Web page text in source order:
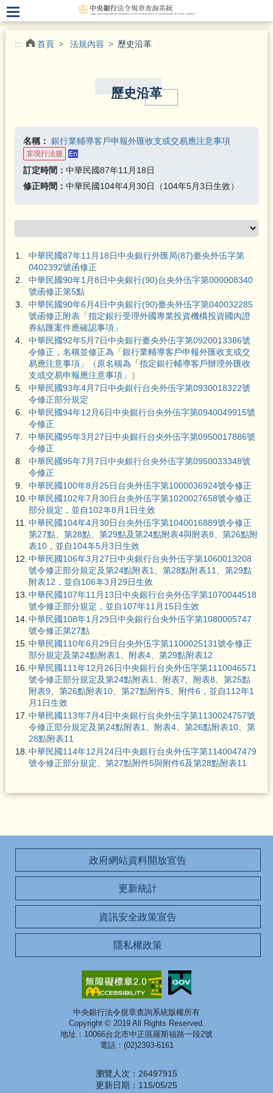
.
::: 首頁 法規內容 歷史沿革
歷史沿革
名稱： 銀行業輔導客戶申報外匯收支或交易應注意事項
非現行法規
訂定時間： 中華民國87年11月18日
修正時間： 中華民國104年4月30日（104年5月3日生效）
1.
中華民國87年11月18日中央銀行外匯局(87)臺央外伍字第
0402392號函修正
2.
中華民國90年1月8日中央銀行(90)台央外伍字第000008340
號函修正第5點
3.
中華民國90年6月4日中央銀行(90)臺央外伍字第040032285
號函修正附表「指定銀行受理外國專業投資機構投資國內證
券結匯案件應確認事項」
4.
中華民國92年5月7日中央銀行臺央外伍字第0920013386號
令修正，名稱並修正為「銀行業輔導客戶申報外匯收支或交
易應注意事項」（原名稱為「指定銀行輔導客戶辦理外匯收
支或交易申報應注意事項」）
5.
中華民國93年4月7日中央銀行台央外伍字第0930018322號
令修正部分規定
6.
中華民國94年12月6日中央銀行台央外伍字第0940049915號
令修正
7.
中華民國95年3月27日中央銀行台央外伍字第0950017886號
令修正
8.
中華民國95年7月7日中央銀行台央外伍字第0950033348號
令修正
9.
中華民國100年8月25日台央外伍字第1000036924號令修正
10. 中華民國102年7月30日台央外伍字第1020027658號令修正
部分規定，並自102年8月1日生效
11.
中華民國104年4月30日台央外伍字第1040016889號令修正
第27點、第28點、第29點及第24點附表4與附表8、第26點附
表10，並自104年5月3日生效
12. 中華民國106年3月27日中央銀行台央外伍字第1060013208
號令修正部分規定及第24點附表1、第28點附表11、第29點
附表12，並自106年3月29日生效
13. 中華民國107年11月13日中央銀行台央外伍字第1070044518
號令修正部分規定，並自107年11月15日生效
14. 中華民國108年1月29日中央銀行台央外伍字第1080005747
號令修正第27點
15. 中華民國110年6月29日台央外伍字第1100025131號令修正
部分規定及第24點附表1、附表4、第29點附表12
16. 中華民國111年12月26日中央銀行台央外伍字第1110046571
號令修正部分規定及第24點附表1、附表7、附表8、第25點
附表9、第26點附表10、第27點附件5、附件6，並自112年1
月1日生效
17. 中華民國113年7月4日中央銀行台央外伍字第1130024757號
令修正部分規定及第24點附表1、附表4、第26點附表10、第
28點附表11
18. 中華民國114年12月24日中央銀行台央外伍字第1140047479
號令修正部分規定、第27點附件5與附件6及第28點附表11
政府網站資料開放宣告
更新統計
資訊安全政策宣告
隱私權政策
中央銀行法令規章查詢系統版權所有
Copyright © 2019 All Rights Reserved.
地址：10066台北市中正區羅斯福路一段2號
電話：(02)2393-6161
瀏覽人次：26497915
更新日期：115/05/25